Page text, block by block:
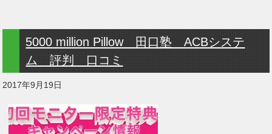
5000 million Pillow 田口塾 ACBシステ
ム 評判 口コミ
2017年9月19日